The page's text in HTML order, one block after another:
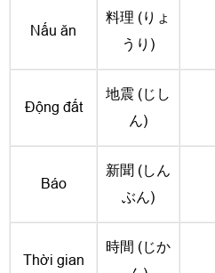
Nấu ăn
料理 (りょ
うり)
Động đất
地震 (じし
ん)
Báo
新聞 (しん
ぶん)
Thời gian
時間 (じか